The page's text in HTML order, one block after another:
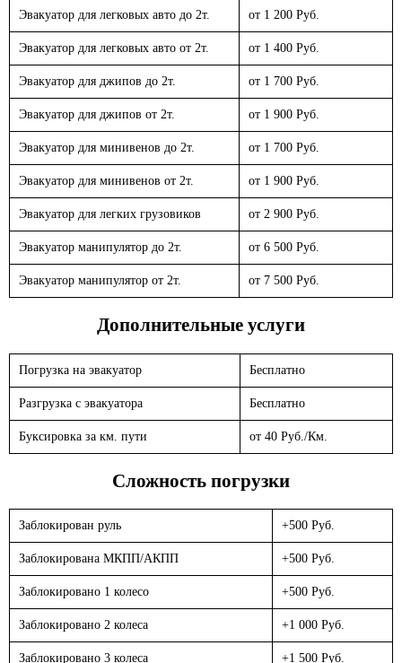
Эвакуатор для легковых авто до 2т. от 1 200 Руб.
Эвакуатор для легковых авто от 2т. от 1 400 Руб.
Эвакуатор для джипов до 2т. от 1 700 Руб.
Эвакуатор для джипов от 2т. от 1 900 Руб.
Эвакуатор для минивенов до 2т. от 1 700 Руб.
Эвакуатор для минивенов от 2т. от 1 900 Руб.
Эвакуатор для легких грузовиков от 2 900 Руб.
Эвакуатор манипулятор до 2т. от 6 500 Руб.
Эвакуатор манипулятор от 2т. от 7 500 Руб.
Дополнительные услуги
Погрузка на эвакуатор Бесплатно
Разгрузка с эвакуатора Бесплатно
Буксировка за км. пути от 40 Руб./Км.
Сложность погрузки
Заблокирован руль +500 Руб.
Заблокирована МКПП/АКПП +500 Руб.
Заблокировано 1 колесо +500 Руб.
Заблокировано 2 колеса +1 000 Руб.
Заблокировано 3 колеса +1 500 Руб.